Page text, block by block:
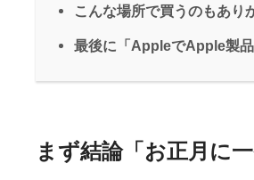
こんな場所で買うのもあり
最後に「AppleでApple製品
まず結論「お正月に